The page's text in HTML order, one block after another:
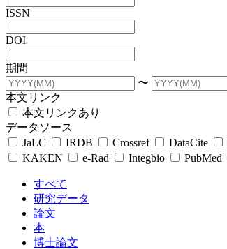
ISSN
DOI
期間
〜
本文リンク
本文リンクあり
データソース
JaLC
IRDB Crossref DataCite
KAKEN
e-Rad Integbio PubMed
すべて
研究データ
論文
本
博士論文